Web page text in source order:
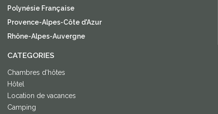
Polynésie Française
Provence-Alpes-Côte d'Azur
Rhône-Alpes-Auvergne
CATEGORIES
Chambres d'hôtes
Hôtel
Location de vacances
Camping